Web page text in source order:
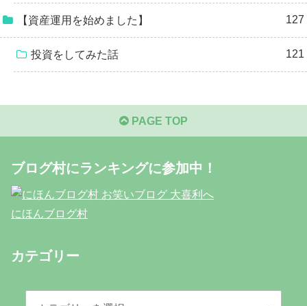
【資産運用を始めました】 127
投資をしてみた話 121
PAGE TOP
ブログ村にランキングに参加中！
にほんブログ村
カテゴリー